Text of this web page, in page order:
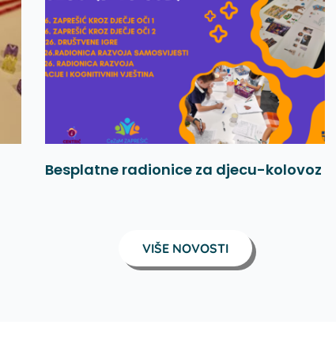
Besplatne radionice za djecu-kolovoz
VIŠE NOVOSTI